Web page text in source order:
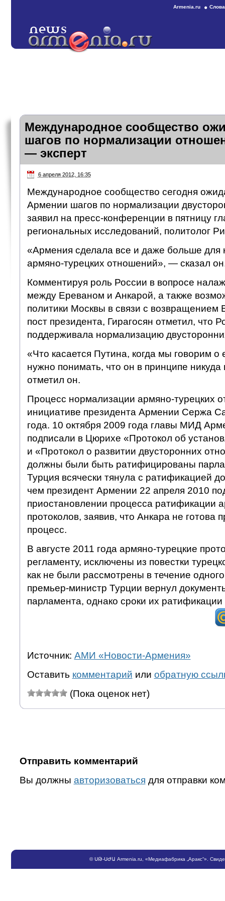
Armenia.ru
Международное сообщество
шагов по нормализации
— эксперт
6 апреля 2012, 16:35
Международное сообщество сегодня
Армении шагов по нормализации
заявил на пресс-конференции в пятницу
региональных исследований, политолог
«Армения сделала все и даже больше для
армяно-турецких отношений», — сказал
Комментируя роль России в вопросе
между Ереваном и Анкарой, а также
политики Москвы в связи с
пост президента, Гирагосян отметил, что
поддерживала нормализацию
«Что касается Путина, когда мы говорим о
нужно понимать, что он в принципе
отметил он.
Процесс нормализации армяно-турецких
инициативе президента Армении Сержа
года. 10 октября 2009 года главы МИД
подписали в Цюрихе «Протокол об
и «Протокол о развитии двусторонних
должны были быть ратифицированы
Турция всячески тянула с ратификацией
чем президент Армении 22 апреля 2010
приостановлении процесса ратификации
протоколов, заявив, что Анкара не готова
процесс.
В августе 2011 года армяно-турецкие
регламенту, исключены из повестки
как не были рассмотрены в течение
премьер-министр Турции вернул
парламента, однако сроки их
Источник: АМИ «Новости-Армения»
Оставить комментарий или обратную
(Пока оценок нет)
Отправить комментарий
Вы должны авторизоваться для отправки
©ՍԹ-ՍԺԱ Armenia.ru , «Медиафабрика „Аракс“».